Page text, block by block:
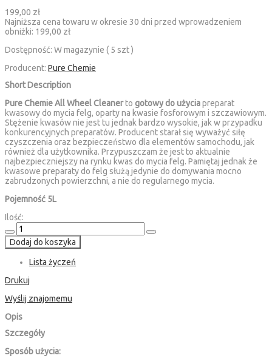
199,00 zł
Najniższa cena towaru w okresie 30 dni przed wprowadzeniem
obniżki: 199,00 zł
Dostępność: W magazynie ( 5 szt )
Producent: Pure Chemie
Short Description
Pure Chemie All Wheel Cleanerto gotowy do użyciapreparat
kwasowy do mycia felg, oparty na kwasie fosforowym i szczawiowym.
Stężenie kwasów nie jest tu jednak bardzo wysokie, jak w przypadku
konkurencyjnych preparatów. Producent starał się wyważyć siłę
czyszczenia oraz bezpieczeństwo dla elementów samochodu, jak
również dla użytkownika. Przypuszczam że jest to aktualnie
najbezpieczniejszy na rynku kwas do mycia felg. Pamiętaj jednak że
kwasowe preparaty do felg służą jedynie do domywania mocno
zabrudzonych powierzchni, a nie do regularnego mycia.
Pojemność 5L
Ilość:
Dodaj do koszyka
Lista życzeń
Drukuj
Wyślij znajomemu
Opis
Szczegóły
Sposób użycia: